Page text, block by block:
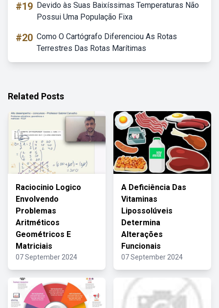
#19 Devido às Suas Baixíssimas Temperaturas Não
Possui Uma População Fixa
#20 Como O Cartógrafo Diferenciou As Rotas
Terrestres Das Rotas Marítimas
Related Posts
Raciocinio Logico
Envolvendo
Problemas
Aritméticos
Geométricos E
Matriciais
07 September 2024
A Deficiência Das
Vitaminas
Lipossolúveis
Determina
Alterações
Funcionais
07 September 2024